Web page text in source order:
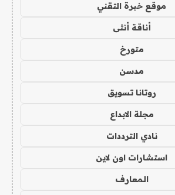
موقع خبرة التقني
أناقة أنثى
متورخ
مدسن
روتانا تسويق
مجلة الابداع
نادي الترددات
استشارات اون لاين
المعارف